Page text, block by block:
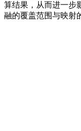
算结果，从而进一步
融的覆盖范围与映射